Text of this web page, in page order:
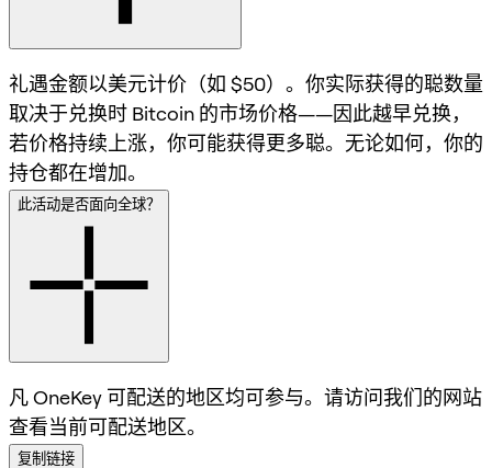
礼遇金额以美元计价（如 $50）。你实际获得的聪数量
取决于兑换时 Bitcoin 的市场价格——因此越早兑换，
若价格持续上涨，你可能获得更多聪。无论如何，你的
持仓都在增加。
此活动是否面向全球？
凡 OneKey 可配送的地区均可参与。请访问我们的网站
查看当前可配送地区。
复制链接